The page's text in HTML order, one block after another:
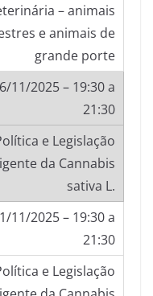
– animais
e animais de
grande porte
11/2025 – 19:30 a
21:30
e Legislação
da Cannabis
sativa L.
11/2025 – 19:30 a
21:30
e Legislação